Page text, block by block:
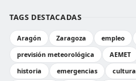
TAGS DESTACADAS
Aragón Zaragoza empleo
previsión meteorológica
AEMET
historia
emergencias cultura